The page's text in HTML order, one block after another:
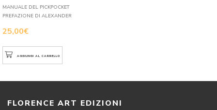
25,00€
MANUALE DEL PICKPOCKET
PREFAZIONE DI ALEXANDER
AGGIUNGI AL CARRELLO
FLORENCE ART EDIZIONI